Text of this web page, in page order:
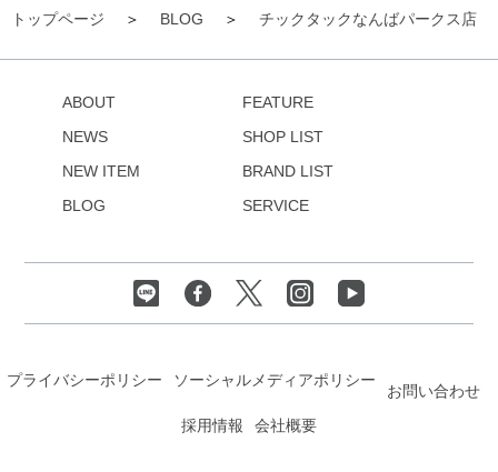
トップページ BLOG チックタックなんばパークス店
ABOUT
NEWS
NEW ITEM
BLOG
FEATURE
SHOP LIST
BRAND LIST
SERVICE
プライバシーポリシー ソーシャルメディアポリシー
お問い合わせ
採用情報
会社概要